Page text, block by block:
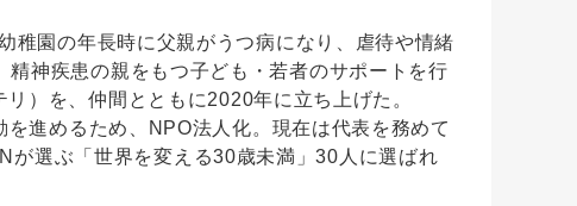
稚園の年長時に父親がうつ病になり、虐待や情緒
精神疾患の親をもつ子ども・若者のサポートを行
）を、仲間とともに2020年に立ち上げた。
進めるため、NPO法人化。現在は代表を務めて
が選ぶ「世界を変える30歳未満」30人に選ばれ